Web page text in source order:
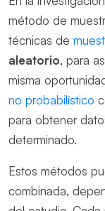
método de
técnicas de
aleatorio, para
misma
no probabilístico
para obtener
determinado.
Estos métodos
combinada,